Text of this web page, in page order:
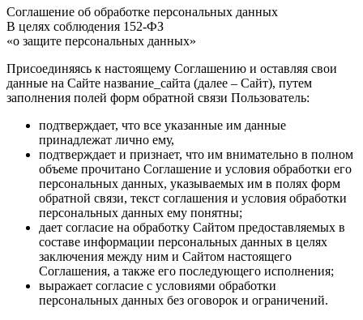
Соглашение об обработке персональных данных
В целях соблюдения 152-ФЗ
«о защите персональных данных»
Присоединяясь к настоящему Соглашению и оставляя свои
данные на Сайте название_сайта (далее – Сайт), путем
заполнения полей форм обратной связи Пользователь:
подтверждает, что все указанные им данные
принадлежат лично ему,
подтверждает и признает, что им внимательно в полном
объеме прочитано Соглашение и условия обработки его
персональных данных, указываемых им в полях форм
обратной связи, текст соглашения и условия обработки
персональных данных ему понятны;
дает согласие на обработку Сайтом предоставляемых в
составе информации персональных данных в целях
заключения между ним и Сайтом настоящего
Соглашения, а также его последующего исполнения;
выражает согласие с условиями обработки
персональных данных без оговорок и ограничений.